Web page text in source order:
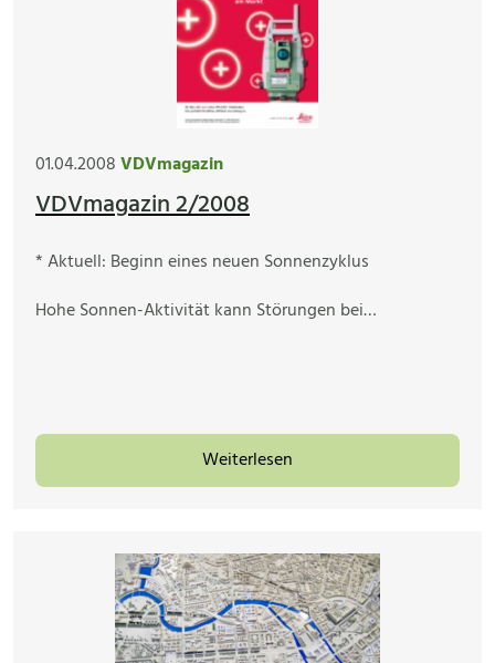
01.04.2008VDVmagazin
VDVmagazin 2/2008
* Aktuell: Beginn eines neuen Sonnenzyklus
Hohe Sonnen-Aktivität kann Störungen bei…
Weiterlesen